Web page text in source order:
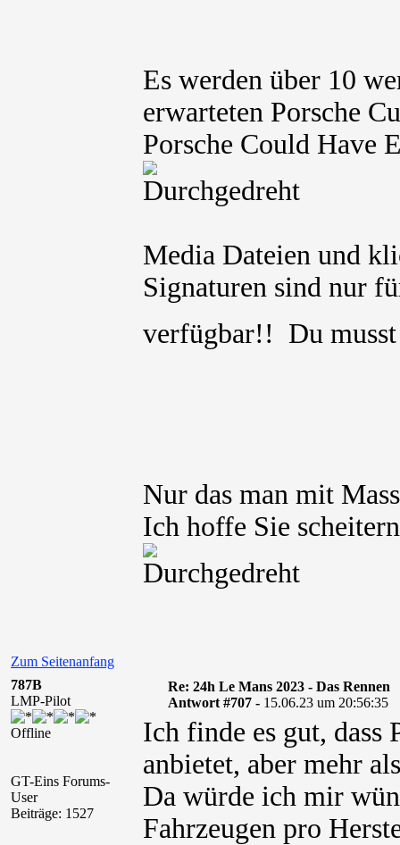
Es werden über 10
erwarteten Porsche
Porsche Could Have
Media Dateien und
Signaturen sind nur
verfügbar!! Du
Nur das man mit
Ich hoffe Sie
Zum Seitenanfang
787B
LMP-Pilot
Offline
GT-Eins Forums-
User
Beiträge: 1527
Re: 24h Le Mans 2023 - Das Rennen
Antwort #707 - 15.06.23 um 20:56:35
Ich finde es gut, dass
anbietet, aber mehr
Da würde ich mir
Fahrzeugen pro